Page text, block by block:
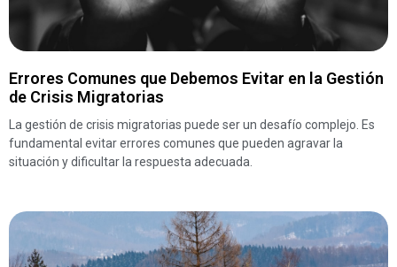
Errores Comunes que Debemos Evitar en la Gestión
de Crisis Migratorias
La gestión de crisis migratorias puede ser un desafío complejo. Es
fundamental evitar errores comunes que pueden agravar la
situación y dificultar la respuesta adecuada.